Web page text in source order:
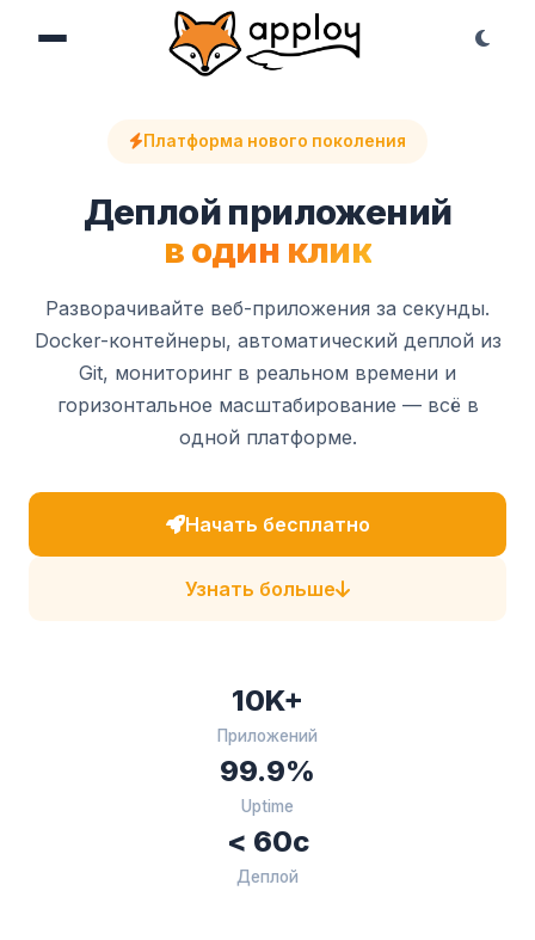
Платформа нового поколения
Деплой приложений
в один клик
Разворачивайте веб-приложения за секунды.
Docker-контейнеры, автоматический деплой из
Git, мониторинг в реальном времени и
горизонтальное масштабирование — всё в
одной платформе.
Начать бесплатно
Узнать больше
10K+
Приложений
99.9%
Uptime
< 60с
Деплой